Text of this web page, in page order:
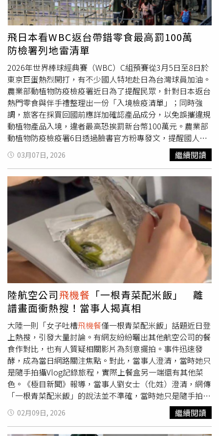
兒上次點兒童餐，但是她在香港機場等轉機時吃太多，所以
變成上機後，我得幫她吃兒童餐，加上我自己的一般餐……
兩種餐點相比，兒童餐真的比較好吃」。此外，也有網友分
享過往經驗，指出部分航班的兒童餐甜點內容豐富，甚至曾
提供哈根達斯冰淇淋，且兒童餐通常會優先送達。綜合多數
意見，不少旅客認為兒童餐在口感與整體設計上優於一般成
人餐，逐漸成為搭機時的另一種選擇。
飛日本看WBC返台帶錯零食最高罰100萬
防檢署列地雷清單
2026年世界棒球經典賽（WBC）C組預賽從3月5日至8日於
東京巨蛋熱烈開打，有不少國人特地赴日為台灣球員加油。
農業部動植物防疫檢疫署近日為了提醒民眾，針對日本返台
熱門零食與伴手禮整理出一份「入境檢疫清單」；同時強
調，旅客在採買回國前應詳加確認產品成分，以免誤攜違規
動植物產品入境，違者最高恐挨罰新台幣100萬元。農業部
動植物防疫檢疫署6日透過臉書官方粉專發文，提醒國人到
日本東京為中華隊加油，回國也要記得「守護台灣」。防檢
署列出國人常買的伴手禮中，包括加工乳製品如牛奶布丁、
生乳捲，以及水果乾類的柿餅，皆屬於可攜帶入境的項目。
至於國人最愛的日本泡麵，防檢署表示，原則上只要是「沖
泡即食」的泡麵、速食米粉、速食粥或泡飯，均屬於免施檢
疫範圍。但需注意，若生乳捲上裝飾有「生鮮水果」，或是
布丁涉及液體規範，仍需分別洽詢檢疫櫃檯或航空安檢人
員。然而，部分看似普通常見的食品其實是檢疫地雷，防檢
署指出，包含溏心蛋、溫泉蛋等未全熟的蛋製品，以及任何
生鮮水果（包含 飛機餐附贈的水果），一律嚴禁攜帶入境。
此外，近期流行的雞皮零食、雞肉蛋白棒，以及內含肉類的
飯糰、三明治與麵包等，也都在禁帶之列。違者可依《動物
傳染病防治條例》處新台幣1萬元至100萬元罰鍰。防檢署
呼籲，國人在享受旅程、熱烈應援之餘，回國入境前請務必
「再檢查一次」隨身行李與託運行李。若旅客對攜帶的食品
是否合規仍有疑慮，應主動前往機場的「動植物檢疫櫃檯」
洽詢，若在入境前主動向檢疫人員申報，即使商品不符規
定，也僅需配合銷毀或退運，不會遭到開罰。
03月07日, 2026 繼續閱讀
陸航空公司飛機餐 「一根青菜配米飯」 離
譜畫面衝熱搜！當事人揭真相
大陸一則「女子吐槽飛機餐僅一根青菜配米飯」話題近日登
上熱搜，引發大量討論。有網友紛紛曬出其他航空公司的餐
食作對比，也有人質疑相關影片為刻意擺拍。事件迅速發
酵，成為當日網路關注焦點。對此，當事人澄清，當時她只
是隨手拍攝Vlog記錄旅程，實際上餐盒另一端還有其他菜
色。《極目新聞》報導，當事人劉女士（化姓）澄清，網傳
「一根青菜配米飯」的說法並不準確，當時她只是隨手拍攝
Vlog記錄旅程，上飛機後打算拍個「開餐盲盒」，沒想到打
開餐盒時只看到一側少量配菜，誤以為整份餐點只有這些內
02月09日, 2026 繼續閱讀